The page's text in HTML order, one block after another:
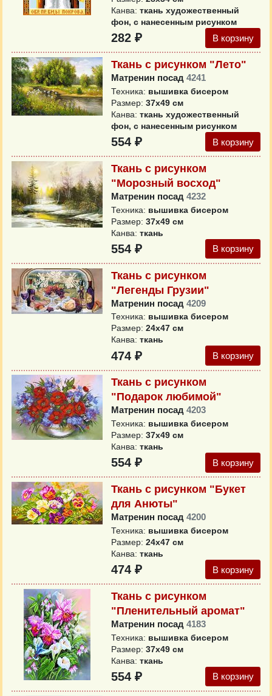
Канва: ткань художественный
фон, с нанесенным рисунком
282 ₽ В корзину
Ткань с рисунком "Лето"
Матренин посад 4241
Техника: вышивка бисером
Размер: 37х49 см
Канва: ткань художественный
фон, с нанесенным рисунком
554 ₽ В корзину
Ткань с рисунком
"Морозный восход"
Матренин посад 4232
Техника: вышивка бисером
Размер: 37x49 см
Канва: ткань
554 ₽ В корзину
Ткань с рисунком
"Легенды Грузии"
Матренин посад 4209
Техника: вышивка бисером
Размер: 24x47 см
Канва: ткань
474 ₽ В корзину
Ткань с рисунком
"Подарок любимой"
Матренин посад 4203
Техника: вышивка бисером
Размер: 37x49 см
Канва: ткань
554 ₽ В корзину
Ткань с рисунком "Букет
для Анюты"
Матренин посад 4200
Техника: вышивка бисером
Размер: 24x47 см
Канва: ткань
474 ₽ В корзину
Ткань с рисунком
"Пленительный аромат"
Матренин посад 4183
Техника: вышивка бисером
Размер: 37x49 см
Канва: ткань
554 ₽ В корзину